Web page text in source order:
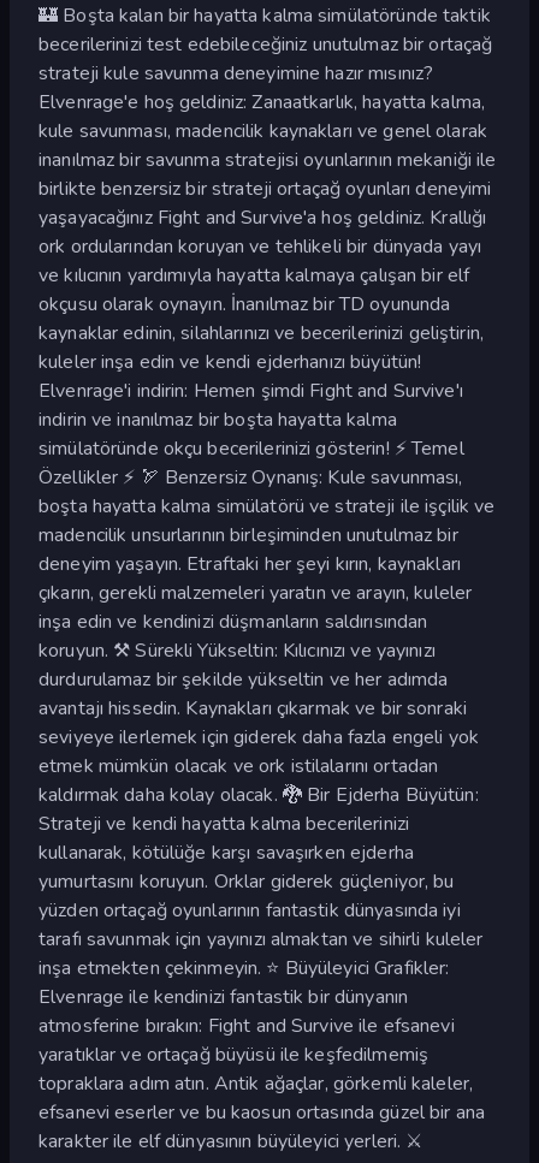
🏰 Boşta kalan bir hayatta kalma simülatöründe taktik
becerilerinizi test edebileceğiniz unutulmaz bir ortaçağ
strateji kule savunma deneyimine hazır mısınız?
Elvenrage'e hoş geldiniz: Zanaatkarlık, hayatta kalma,
kule savunması, madencilik kaynakları ve genel olarak
inanılmaz bir savunma stratejisi oyunlarının mekaniği ile
birlikte benzersiz bir strateji ortaçağ oyunları deneyimi
yaşayacağınız Fight and Survive'a hoş geldiniz. Krallığı
ork ordularından koruyan ve tehlikeli bir dünyada yayı
ve kılıcının yardımıyla hayatta kalmaya çalışan bir elf
okçusu olarak oynayın. İnanılmaz bir TD oyununda
kaynaklar edinin, silahlarınızı ve becerilerinizi geliştirin,
kuleler inşa edin ve kendi ejderhanızı büyütün!
Elvenrage'i indirin: Hemen şimdi Fight and Survive'ı
indirin ve inanılmaz bir boşta hayatta kalma
simülatöründe okçu becerilerinizi gösterin! ⚡ Temel
Özellikler ⚡ 🏹 Benzersiz Oynanış: Kule savunması,
boşta hayatta kalma simülatörü ve strateji ile işçilik ve
madencilik unsurlarının birleşiminden unutulmaz bir
deneyim yaşayın. Etraftaki her şeyi kırın, kaynakları
çıkarın, gerekli malzemeleri yaratın ve arayın, kuleler
inşa edin ve kendinizi düşmanların saldırısından
koruyun. ⚒️ Sürekli Yükseltin: Kılıcınızı ve yayınızı
durdurulamaz bir şekilde yükseltin ve her adımda
avantajı hissedin. Kaynakları çıkarmak ve bir sonraki
seviyeye ilerlemek için giderek daha fazla engeli yok
etmek mümkün olacak ve ork istilalarını ortadan
kaldırmak daha kolay olacak. 🐉 Bir Ejderha Büyütün:
Strateji ve kendi hayatta kalma becerilerinizi
kullanarak, kötülüğe karşı savaşırken ejderha
yumurtasını koruyun. Orklar giderek güçleniyor, bu
yüzden ortaçağ oyunlarının fantastik dünyasında iyi
tarafı savunmak için yayınızı almaktan ve sihirli kuleler
inşa etmekten çekinmeyin. ⭐ Büyüleyici Grafikler:
Elvenrage ile kendinizi fantastik bir dünyanın
atmosferine bırakın: Fight and Survive ile efsanevi
yaratıklar ve ortaçağ büyüsü ile keşfedilmemiş
topraklara adım atın. Antik ağaçlar, görkemli kaleler,
efsanevi eserler ve bu kaosun ortasında güzel bir ana
karakter ile elf dünyasının büyüleyici yerleri. ⚔️